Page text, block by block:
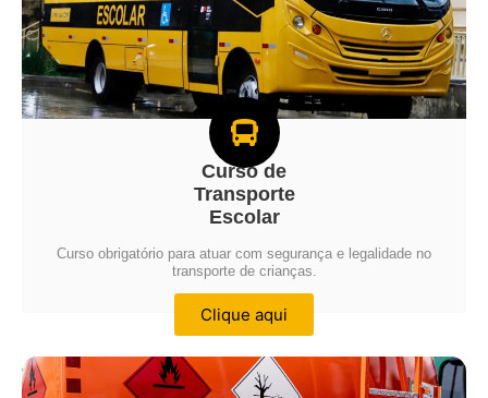
Curso de
Transporte
Escolar
Curso obrigatório para atuar com segurança e legalidade no
transporte de crianças.
Clique aqui